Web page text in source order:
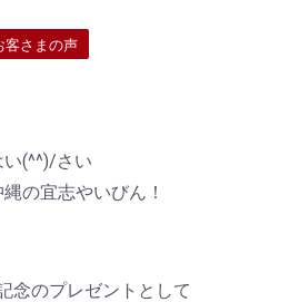
客さまの声
い(^^)/さい
の宜志やいびん！
念のプレゼントとして